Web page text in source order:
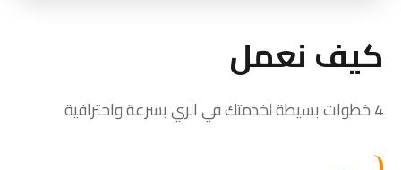
كيف نعمل
4 خطوات بسيطة لخدمتك في الري بسرعة واحترافية